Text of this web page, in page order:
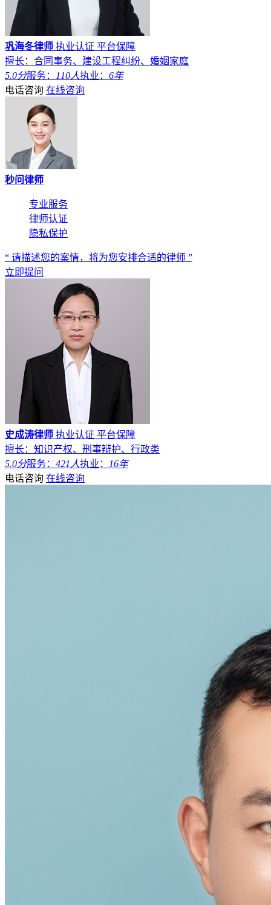
巩海冬律师 执业认证 平台保障
擅长：合同事务、建设工程纠纷、婚姻家庭
5.0分服务： 110人执业： 6年
电话咨询 在线咨询
秒问律师
专业服务
律师认证
隐私保护
“ 请描述您的案情，将为您安排合适的律师 ”
立即提问
史成涛律师 执业认证 平台保障
擅长：知识产权、刑事辩护、行政类
5.0分服务： 421人执业：
16年
电话咨询 在线咨询